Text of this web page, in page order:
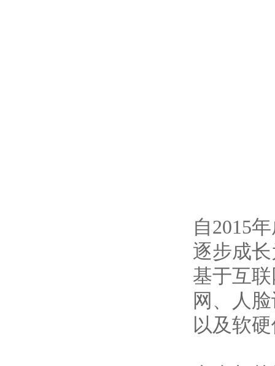
自2015
逐步成
基于互
网、人
以及软